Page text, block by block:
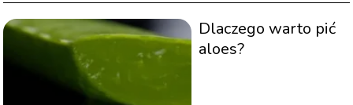
Dlaczego warto pić
aloes?